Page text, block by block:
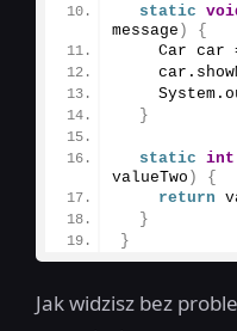
static
message )
{
Car car
    car.
    System.
}
static int
valueTwo )
{
return
}
}
Jak widzisz bez